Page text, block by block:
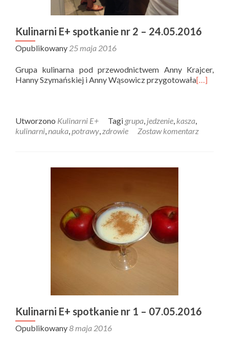
Kulinarni E+ spotkanie nr 2 – 24.05.2016
Opublikowany 25 maja 2016
Grupa kulinarna pod przewodnictwem Anny Krajcer,
Hanny Szymańskiej i Anny Wąsowicz przygotowała[…]
Utworzono Kulinarni E+ Tagi grupa, jedzenie, kasza,
kulinarni,nauka,potrawy,zdrowie Zostaw komentarz
Kulinarni E+ spotkanie nr 1 – 07.05.2016
Opublikowany8 maja 2016